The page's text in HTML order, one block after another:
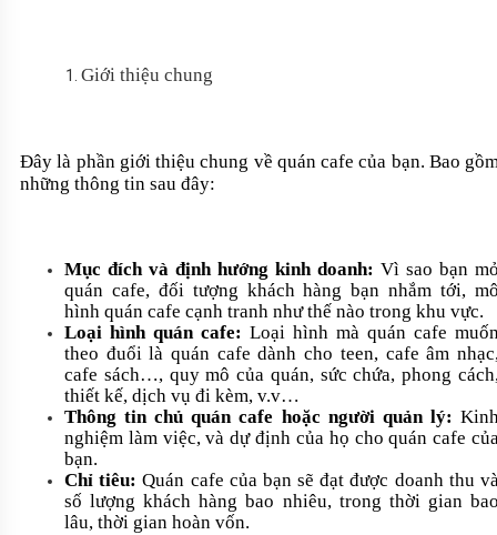
Giới thiệu chung
Đây là phần giới thiệu chung về quán cafe của bạn. Bao
những thông tin sau đây:
Mục đích và định hướng kinh doanh: Vì sao bạn
quán cafe, đối tượng khách hàng bạn nhắm tới,
hình quán cafe cạnh tranh như thế nào trong khu vực.
Loại hình quán cafe: Loại hình mà quán cafe
theo đuổi là quán cafe dành cho teen, cafe âm
cafe sách…, quy mô của quán, sức chứa, phong
thiết kế, dịch vụ đi kèm, v.v…
Thông tin chủ quán cafe hoặc người quản lý:
nghiệm làm việc, và dự định của họ cho quán cafe
bạn.
Chỉ tiêu:Quán cafe của bạn sẽ đạt được doanh thu
số lượng khách hàng bao nhiêu, trong thời gian
lâu, thời gian hoàn vốn.